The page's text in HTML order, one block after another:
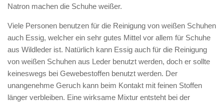
Natron machen die Schuhe weißer.
Viele Personen benutzen für die Reinigung von weißen Schuhen
auch Essig, welcher ein sehr gutes Mittel vor allem für Schuhe
aus Wildleder ist. Natürlich kann Essig auch für die Reinigung
von weißen Schuhen aus Leder benutzt werden, doch er sollte
keineswegs bei Gewebestoffen benutzt werden. Der
unangenehme Geruch kann beim Kontakt mit feinen Stoffen
länger verbleiben. Eine wirksame Mixtur entsteht bei der